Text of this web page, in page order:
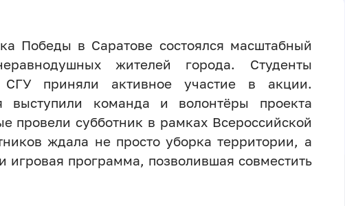
Победы в Саратове состоялся масштабный
жителей города. Студенты
СГУ приняли активное участие в акции.
выступили команда и волонтёры проекта
провели субботник в рамках Всероссийской
ждала не просто уборка территории, а
игровая программа, позволившая совместить